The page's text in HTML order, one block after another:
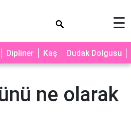
☰
Dipliner Kaş Dudak Dolgusu
ne olarak